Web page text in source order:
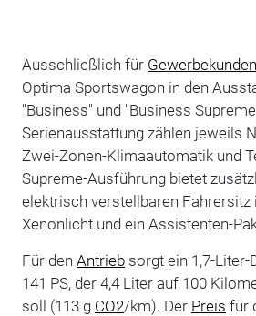
Ausschließlich für Gewerbekunden
Optima Sportswagon in den
"Business" und "Business
Serienausstattung zählen jeweils
Zwei-Zonen-Klimaautomatik und
Supreme-Ausführung bietet
elektrisch verstellbaren Fahrersitz
Xenonlicht und ein Assistenten-
Für den Antriebsorgt ein 1,7-Liter-
141 PS, der 4,4 Liter auf 100
soll (113 g CO2/km). Der Preis für